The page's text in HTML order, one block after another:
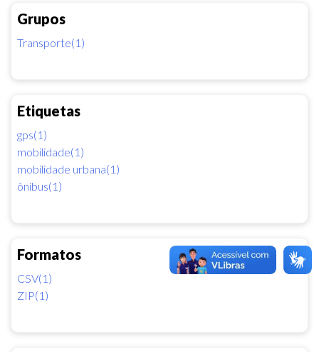
Grupos
Transporte(1)
Etiquetas
gps(1)
mobilidade(1)
mobilidade urbana(1)
ônibus(1)
Formatos
CSV(1)
ZIP(1)